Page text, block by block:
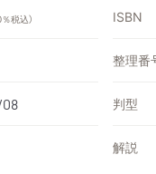
％税込） ISBN
整理番
判型
解説